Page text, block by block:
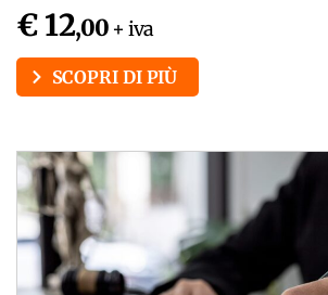
€ 12,00 + iva
SCOPRI DI PIÙ